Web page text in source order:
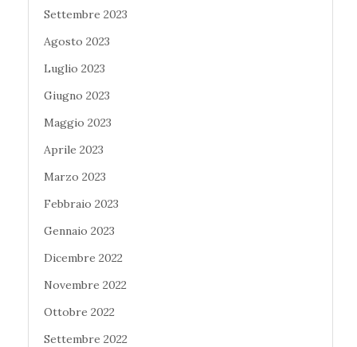
Settembre 2023
Agosto 2023
Luglio 2023
Giugno 2023
Maggio 2023
Aprile 2023
Marzo 2023
Febbraio 2023
Gennaio 2023
Dicembre 2022
Novembre 2022
Ottobre 2022
Settembre 2022